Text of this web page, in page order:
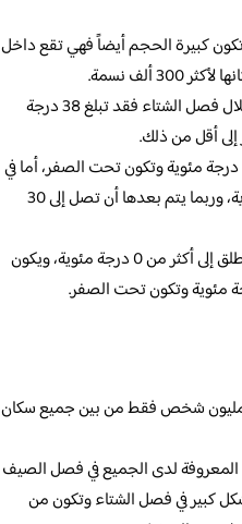
كبيرة الحجم أيضاً فهي تقع داخل
ألف نسمة.
حيث يكون متوسط درجة الحرارة المعروف في هذه المدينة الكبيرة خلال فصل الشتاء فقد تبلغ 38 درجة
أقل من ذلك.
كما أن جميع درجات الحرارة من القصوى قد تصل بشكل كبير إلى 64 درجة مئوية وتكون تحت الصفر، أما في
فصل الصيف، فيمكن أن يكون بعدها ترتفع إلى اكثر من 20 درجة مئوية، وربما يتم بعدها أن تصل إلى 30
أما خلال فصل الشتاء، فيذكر انه قد لا ترتفع درجات الحرارة بشكل مطلق إلى أكثر من 0 درجة مئوية، ويكون
لمليون شخص فقط من بين جميع سكان
المعروفة لدى الجميع في فصل الصيف
بشكل كبير في فصل الشتاء وتكون من